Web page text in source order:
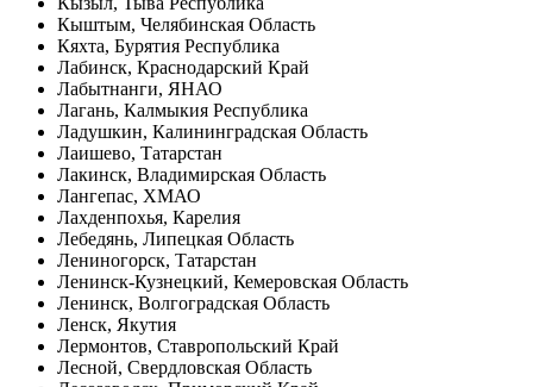
Кыштым, Челябинская Область
Кяхта, Бурятия Республика
Лабинск, Краснодарский Край
Лабытнанги, ЯНАО
Лагань, Калмыкия Республика
Ладушкин, Калининградская Область
Лаишево, Татарстан
Лакинск, Владимирская Область
Лангепас, ХМАО
Лахденпохья, Карелия
Лебедянь, Липецкая Область
Лениногорск, Татарстан
Ленинск-Кузнецкий, Кемеровская Область
Ленинск, Волгоградская Область
Ленск, Якутия
Лермонтов, Ставропольский Край
Лесной, Свердловская Область